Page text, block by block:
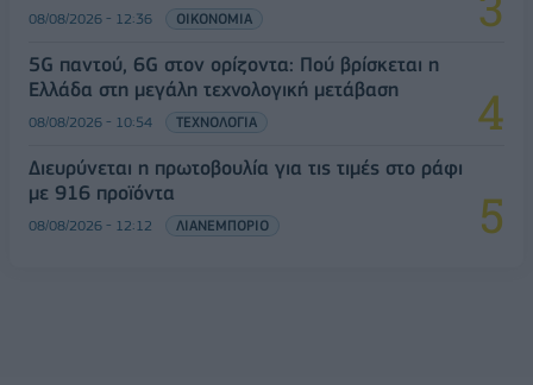
08/08/2026 - 12:36 ΟΙΚΟΝΟΜΙΑ
5G παντού, 6G στον ορίζοντα: Πού βρίσκεται η
Ελλάδα στη μεγάλη τεχνολογική μετάβαση
08/08/2026 - 10:54 ΤΕΧΝΟΛΟΓΙΑ
Διευρύνεται η πρωτοβουλία για τις τιμές στο ράφι
με 916 προϊόντα
08/08/2026 - 12:12 ΛΙΑΝΕΜΠΟΡΙΟ